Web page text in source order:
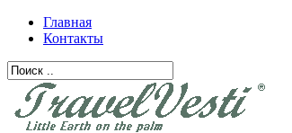
Главная
Контакты